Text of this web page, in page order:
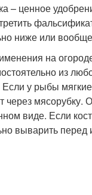
– ценное
ниже или вообще
на
из
у рыбы мягкие
через мясорубку.
виде. Если
выварить перед